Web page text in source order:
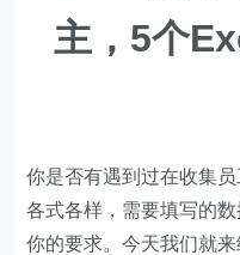
主，5个
你是否有遇到过在收集
各式各样，需要填写的
你的要求。今天我们就